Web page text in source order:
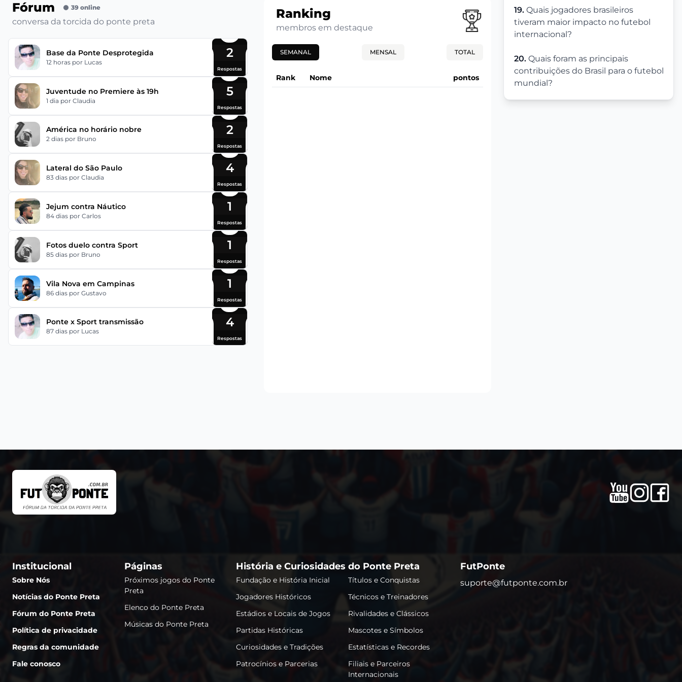
19. Quais jogadores brasileiros
tiveram maior impacto no futebol
internacional?
20. Quais foram as principais
contribuições do Brasil para o futebol
mundial?
Fórum 39 online
conversa da torcida do ponte preta
Base da Ponte Desprotegida
12 horas por Lucas
2
Respostas
Juventude no Premiere às 19h
1 dia por Claudia
5
Respostas
América no horário nobre
2 dias por Bruno
2
Respostas
Lateral do São Paulo
83 dias por Claudia
4
Respostas
Jejum contra Náutico
84 dias por Carlos
1
Respostas
Fotos duelo contra Sport
85 dias por Bruno
1
Respostas
Vila Nova em Campinas
86 dias por Gustavo
1
Respostas
Ponte x Sport transmissão
87 dias por Lucas
4
Respostas
Ranking
membros em destaque
SEMANAL MENSAL TOTAL
Rank Nome pontos
Institucional
Sobre Nós
Notícias do Ponte Preta
Fórum do Ponte Preta
Política de privacidade
Regras da comunidade
Fale conosco
Páginas
Próximos jogos do Ponte
Preta
Elenco do Ponte Preta
Músicas do Ponte Preta
História e Curiosidades do Ponte Preta
Fundação e História Inicial
Títulos e Conquistas
Jogadores Históricos
Técnicos e Treinadores
Estádios e Locais de Jogos
Rivalidades e Clássicos
Partidas Históricas
Mascotes e Símbolos
Curiosidades e Tradições
Estatísticas e Recordes
Patrocínios e Parcerias
Filiais e Parceiros
Internacionais
FutPonte
suporte@futponte.com.br